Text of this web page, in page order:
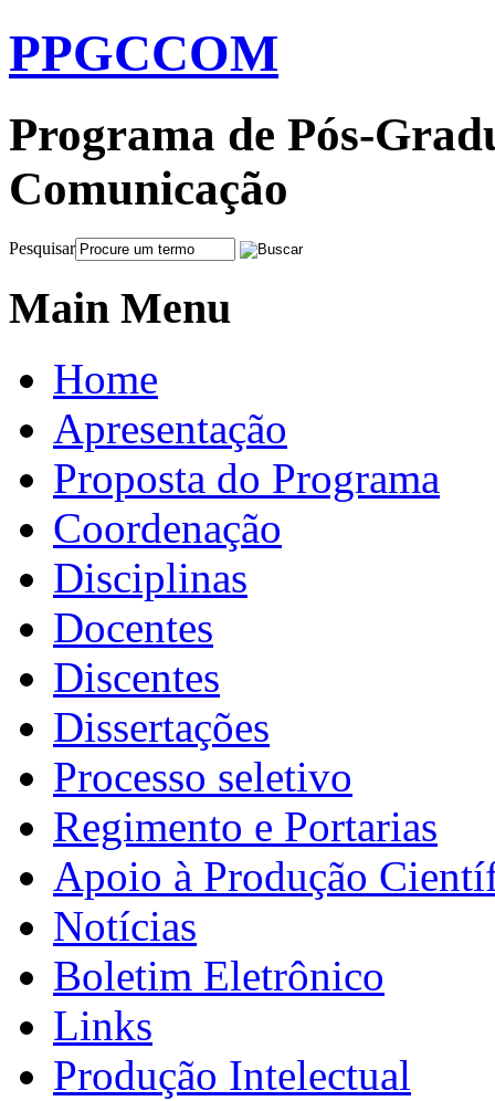
PPGCCOM
Programa de Pós-
Comunicação
Pesquisar
Main Menu
Home
Apresentação
Proposta do Programa
Coordenação
Disciplinas
Docentes
Discentes
Dissertações
Processo seletivo
Regimento e Portarias
Apoio à Produção
Notícias
Boletim Eletrônico
Links
Produção Intelectual